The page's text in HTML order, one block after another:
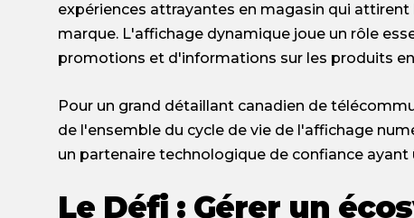
expériences attrayantes en magasin qui
marque. L'affichage dynamique joue un rôle
promotions et d'informations sur les produits
Pour un grand détaillant canadien de
de l'ensemble du cycle de vie de l'affichage
un partenaire technologique de confiance
Le Défi : Gérer un